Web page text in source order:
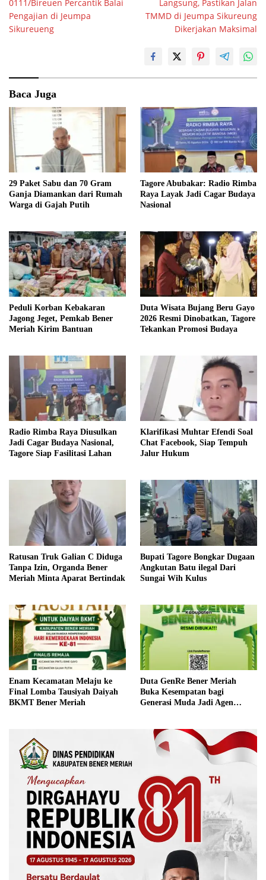
0111/Bireuen Percantik Balai
Pengajian di Jeumpa
Sikureueng
Langsung, Pastikan Jalan
TMMD di Jeumpa Sikureung
Dikerjakan Maksimal
Baca Juga
29 Paket Sabu dan 70 Gram
Ganja Diamankan dari Rumah
Warga di Gajah Putih
Tagore Abubakar: Radio Rimba
Raya Layak Jadi Cagar Budaya
Nasional
Peduli Korban Kebakaran
Jagong Jeget, Pemkab Bener
Meriah Kirim Bantuan
Duta Wisata Bujang Beru Gayo
2026 Resmi Dinobatkan, Tagore
Tekankan Promosi Budaya
Radio Rimba Raya Diusulkan
Jadi Cagar Budaya Nasional,
Tagore Siap Fasilitasi Lahan
Klarifikasi Muhtar Efendi Soal
Chat Facebook, Siap Tempuh
Jalur Hukum
Ratusan Truk Galian C Diduga
Tanpa Izin, Organda Bener
Meriah Minta Aparat Bertindak
Bupati Tagore Bongkar Dugaan
Angkutan Batu ilegal Dari
Sungai Wih Kulus
Enam Kecamatan Melaju ke
Final Lomba Tausiyah Daiyah
BKMT Bener Meriah
Duta GenRe Bener Meriah
Buka Kesempatan bagi
Generasi Muda Jadi Agen